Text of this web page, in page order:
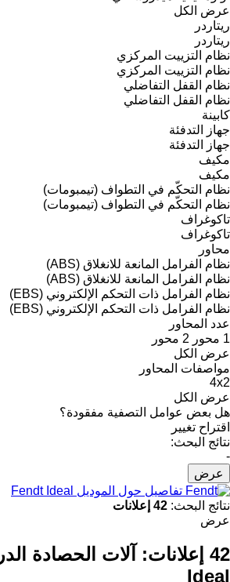
عرض الكل
ريتاردر
ريتاردر
نظام التزييت المركزي
نظام التزييت المركزي
نظام القفل التفاضلي
نظام القفل التفاضلي
كابينة
جهاز التدفئة
جهاز التدفئة
مكيف
مكيف
نظام التحكّم في التطواف (تيمبومات)
نظام التحكّم في التطواف (تيمبومات)
تاكوغراف
تاكوغراف
محاور
نظام الفرامل المانعة للانغلاق (ABS)
نظام الفرامل المانعة للانغلاق (ABS)
نظام الفرامل ذات التحكم الإلكتروني (EBS)
نظام الفرامل ذات التحكم الإلكتروني (EBS)
عدد المحاور
1 محور
2 محور
عرض الكل
مواصفات المحاور
4x2
عرض الكل
هل بعض عوامل التصفية مفقودة؟
اقتراح تغيير
نتائج البحث:
-
عرض
تفاصيل حول الموديل Fendt Ideal
نتائج البحث: 42 إعلانات
عرض
42 إعلانات:
Ideal